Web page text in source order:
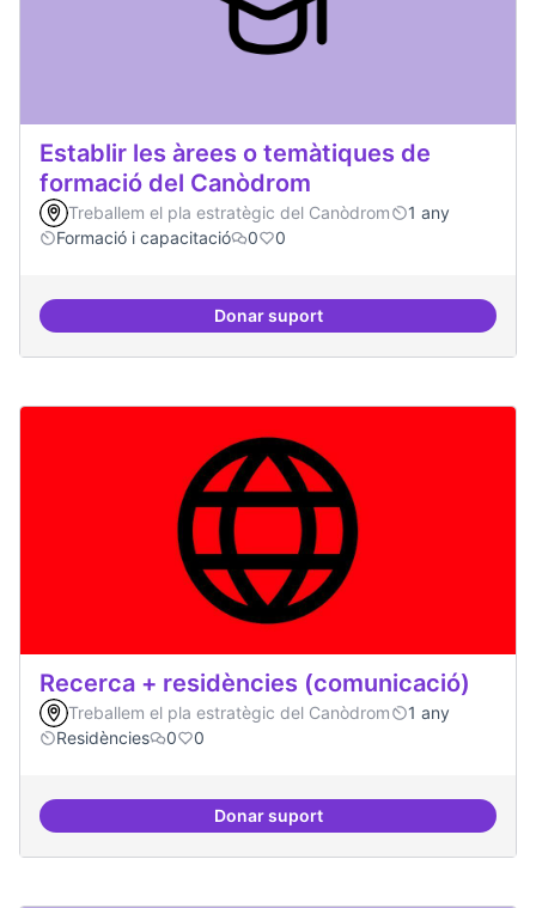
Establir les àrees o temàtiques de
formació del Canòdrom
Treballem el pla estratègic del Canòdrom
1 any
Formació i capacitació
0 0
Donar suportEstablir les àrees o temàtiques
Recerca + residències (comunicació)
Treballem el pla estratègic del Canòdrom
1 any
Residències
0 0
Donar suportRecerca + residències